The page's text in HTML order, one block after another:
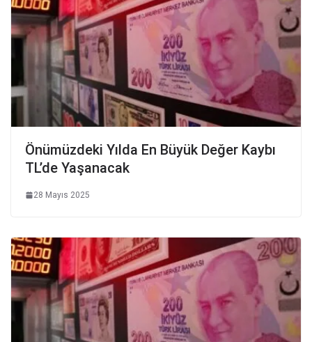
Önümüzdeki Yılda En Büyük Değer Kaybı
TL’de Yaşanacak
28 Mayıs 2025